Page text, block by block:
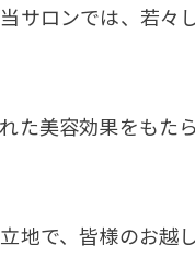
サロンでは、若々
た美容効果をもた
地で、皆様のお越